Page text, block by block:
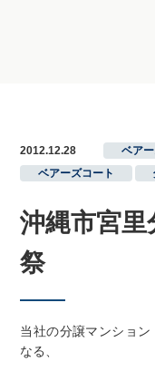
2012.12.28 ベア
ベアーズコート
沖縄市宮
祭
当社の分譲マンション
なる、